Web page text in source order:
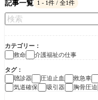
記事一覧 1 - 1件 / 全1件
カテゴリー
救命
介護福祉の仕事
タグ
聴診器
圧迫止血 救急車
気道確保
吸引器 胸骨圧迫
介護福祉の仕事